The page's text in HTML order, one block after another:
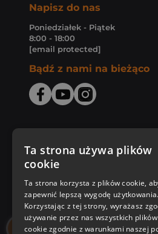
Napisz do nas
Poniedziałek - Piątek
8:00 - 18:00
[email protected]
Bądź z nami na bieżąco
Zakupy u nas
Nasza oferta
Nasi autorzy
Ta strona używa plików
cookie
Ta strona korzysta z plików cookie,
zapewnić lepszą wygodę użytkowania.
Korzystając z tej strony, wyrażasz
używanie przez nas wszystkich plików
cookie zgodnie z warunkami naszej